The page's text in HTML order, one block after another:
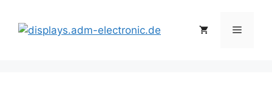
Inhalt
springen
Menü